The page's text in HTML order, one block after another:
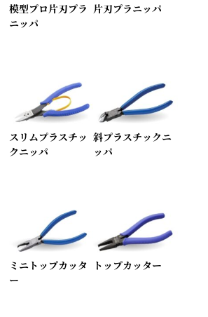
模型プロ片刃プラ
ニッパ
片刃プラニッパ
スリムプラスチッ
クニッパ
斜プラスチックニ
ッパ
ミニトップカッタ
ー
トップカッター